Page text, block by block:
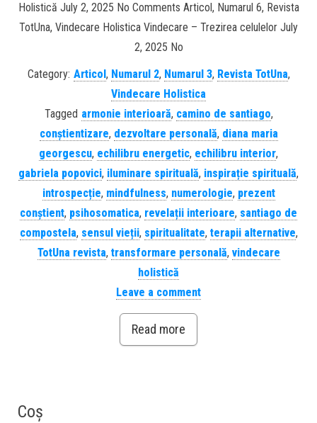
Holistică July 2, 2025 No Comments Articol, Numarul 6, Revista
TotUna, Vindecare Holistica Vindecare – Trezirea celulelor July
2, 2025 No
Category: Articol , Numarul 2, Numarul 3, Revista TotUna,
Vindecare Holistica
Tagged armonie interioară, camino de santiago,
conștientizare, dezvoltare personală, diana maria
georgescu, echilibru energetic, echilibru interior,
gabriela popovici, iluminare spirituală, inspirație spirituală,
introspecție, mindfulness, numerologie, prezent
conștient, psihosomatica, revelații interioare, santiago de
compostela, sensul vieții, spiritualitate, terapii alternative,
TotUna revista, transformare personală, vindecare
holistică
Leave a comment
Read more
Coș